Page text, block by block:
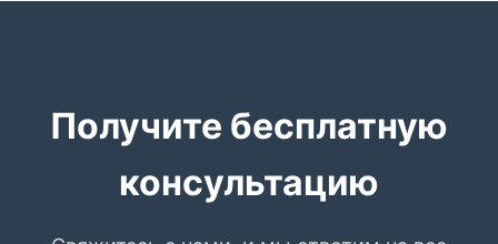
Получите бесплатную
консультацию